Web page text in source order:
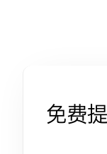
免费